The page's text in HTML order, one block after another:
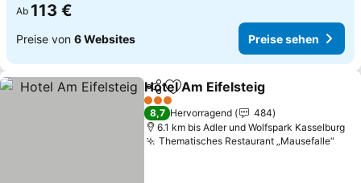
Ab 113 €
Preise von 6 Websites Preise sehen
TeilenZu Favoriten hinzufügen
Hotel Am Eifelsteig
3 Sterne
8,7 Hervorragend
484
6.1 km bis Adler und Wolfspark Kasselburg
Thematisches Restaurant „Mausefalle“